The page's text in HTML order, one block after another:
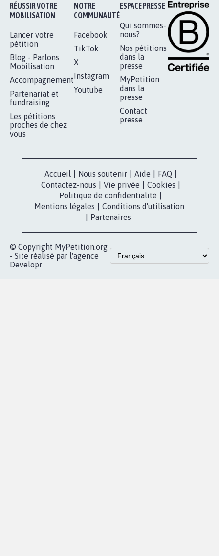
RÉUSSIR VOTRE
MOBILISATION
Lancer votre
pétition
Blog - Parlons
Mobilisation
Accompagnement
Partenariat et
fundraising
Les pétitions
proches de chez
vous
NOTRE
COMMUNAUTÉ
Facebook
TikTok
X
Instagram
Youtube
ESPACE PRESSE
Qui sommes-
nous?
Nos pétitions
dans la
presse
MyPetition
dans la
presse
Contact
presse
Accueil Nous soutenir Aide FAQ
Contactez-nous
Vie privée Cookies
Politique de confidentialité
Mentions légales
Conditions d'utilisation
Partenaires
© Copyright MyPetition.org
- Site réalisé par l'agence
Developr